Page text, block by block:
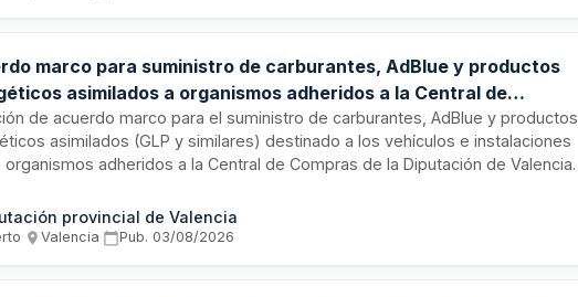
marco para suministro de carburantes, AdBlue y productos
asimilados a organismos adheridos a la Central de
de la Diputación de Valencia
de acuerdo marco para el suministro de carburantes, AdBlue y productos
asimilados (GLP y similares) destinado a los vehículos e instalaciones
organismos adheridos a la Central de Compras de la Diputación de Valencia.
en estaciones de servicios asociadas, así como mediante entrega a
de combustible en depósitos fijos. Esta licitación centraliza las compras
la gestión administrativa del abastecimiento energético.
provincial de Valencia
· Valencia· Pub. 03/08/2026